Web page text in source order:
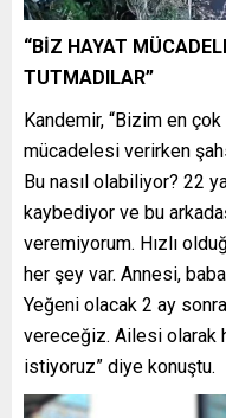
“BİZ HAYAT
TUTMADILAR”
Kandemir, “Bizim en
mücadelesi verirken
Bu nasıl olabiliyor? 22
kaybediyor ve bu
veremiyorum. Hızlı
her şey var. Annesi,
Yeğeni olacak 2 ay
vereceğiz. Ailesi olarak
istiyoruz” diye konuştu.